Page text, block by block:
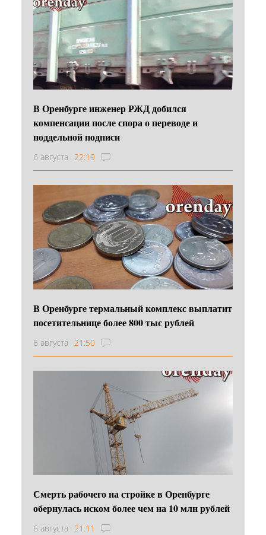
В Оренбурге инженер РЖД добился
компенсации после спора о переводе и
поддельной подписи
6 августа 22:19
В Оренбурге термальный комплекс выплатит
посетительнице более 800 тыс рублей
6 августа 21:50
Смерть рабочего на стройке в Оренбурге
обернулась иском более чем на 10 млн рублей
6 августа 21:11